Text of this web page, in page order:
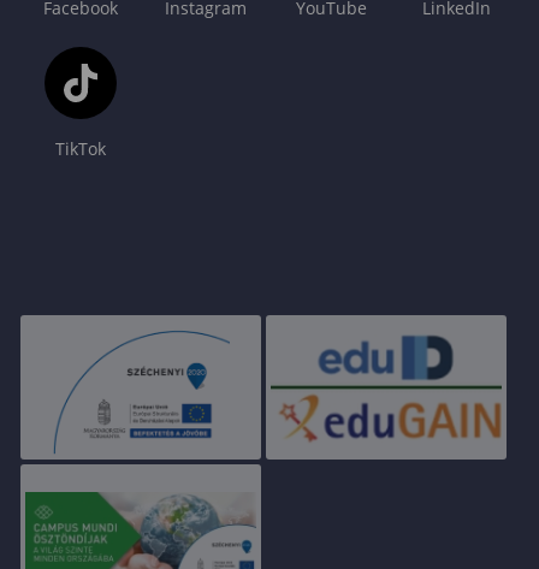
Facebook Instagram YouTube LinkedIn
TikTok